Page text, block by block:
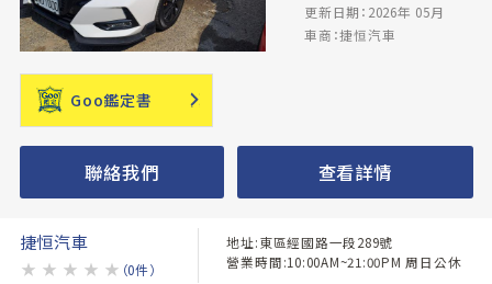
更新日期：2026年 05月
車商：捷恒汽車
Goo鑑定書
聯絡我們 查看詳情
捷恒汽車
★ ★ ★ ★ ★ （0件）
地址:東區經國路一段289號
營業時間:10:00AM~21:00PM 周日公休